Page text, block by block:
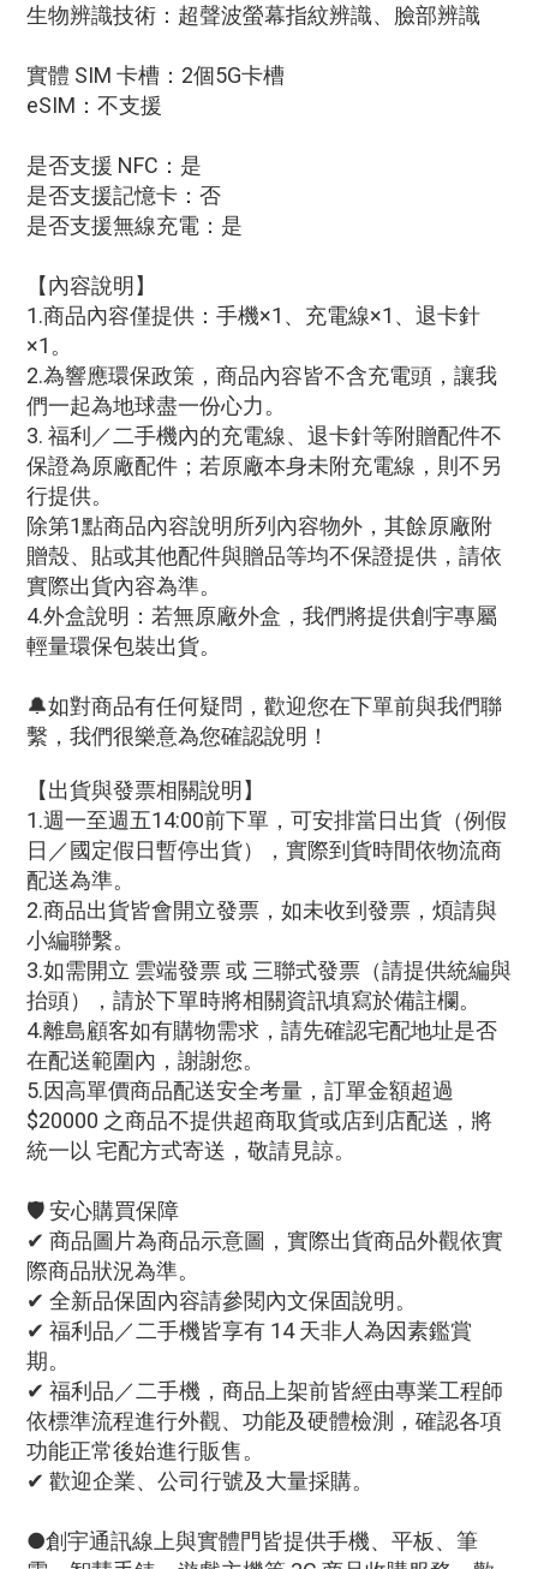
生物辨識技術：超聲波螢幕指紋辨識、臉部辨識
實體 SIM 卡槽：2個5G卡槽
eSIM：不支援
是否支援 NFC：是
是否支援記憶卡：否
是否支援無線充電：是
【內容說明】
1.商品內容僅提供：手機×1、充電線×1、退卡針
×1。
2.為響應環保政策，商品內容皆不含充電頭，讓我
們一起為地球盡一份心力。
3. 福利／二手機內的充電線、退卡針等附贈配件不
保證為原廠配件；若原廠本身未附充電線，則不另
行提供。
除第1點商品內容說明所列內容物外，其餘原廠附
贈殼、貼或其他配件與贈品等均不保證提供，請依
實際出貨內容為準。
4.外盒說明：若無原廠外盒，我們將提供創宇專屬
輕量環保包裝出貨。
🔔如對商品有任何疑問，歡迎您在下單前與我們聯
繫，我們很樂意為您確認說明！
【出貨與發票相關說明】
1.週一至週五14:00前下單，可安排當日出貨（例假
日／國定假日暫停出貨），實際到貨時間依物流商
配送為準。
2.商品出貨皆會開立發票，如未收到發票，煩請與
小編聯繫。
3.如需開立 雲端發票 或 三聯式發票（請提供統編與
抬頭），請於下單時將相關資訊填寫於備註欄。
4.離島顧客如有購物需求，請先確認宅配地址是否
在配送範圍內，謝謝您。
5.因高單價商品配送安全考量，訂單金額超過
$20000 之商品不提供超商取貨或店到店配送，將
統一以 宅配方式寄送，敬請見諒。
🛡️ 安心購買保障
✔ 商品圖片為商品示意圖，實際出貨商品外觀依實
際商品狀況為準。
✔ 全新品保固內容請參閱內文保固說明。
✔ 福利品／二手機皆享有 14 天非人為因素鑑賞
期。
✔ 福利品／二手機，商品上架前皆經由專業工程師
依標準流程進行外觀、功能及硬體檢測，確認各項
功能正常後始進行販售。
✔ 歡迎企業、公司行號及大量採購。
●創宇通訊線上與實體門皆提供手機、平板、筆